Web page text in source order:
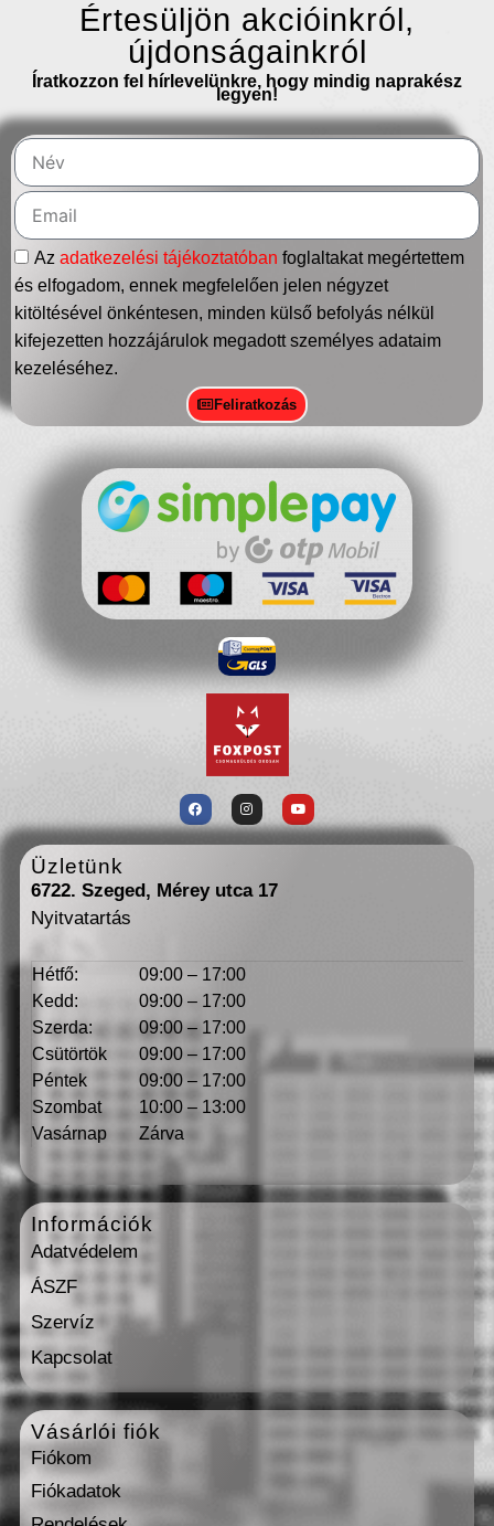
Üzletünk
6722. Szeged, Mérey utca 17
Nyitvatartás
Hétfő:
09:00 – 17:00
Kedd:
09:00 – 17:00
Szerda:
09:00 – 17:00
Csütörtök
09:00 – 17:00
Péntek
09:00 – 17:00
Szombat
10:00 – 13:00
Vasárnap
Zárva
Információk
Adatvédelem
ÁSZF
Szervíz
Kapcsolat
Vásárlói fiók
Fiókom
Fiókadatok
Értesüljön akcióinkról,
újdonságainkról
Íratkozzon fel hírlevelünkre, hogy mindig naprakész
legyen!
Az adatkezelési tájékoztatóban foglaltakat megértettem
és elfogadom, ennek megfelelően jelen négyzet
kitöltésével önkéntesen, minden külső befolyás nélkül
kifejezetten hozzájárulok megadott személyes adataim
kezeléséhez.
Feliratkozás